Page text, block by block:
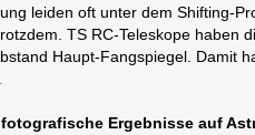
leiden oft unter dem Shifting-
TS RC-Teleskope haben
Haupt-Fangspiegel. Damit
Ergebnisse auf